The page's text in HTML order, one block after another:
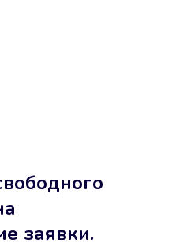
заявки.